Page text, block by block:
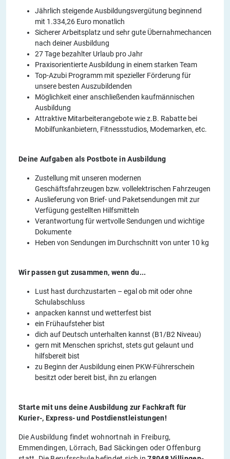
Jährlich steigende Ausbildungsvergütung beginnend
mit 1.334,26 Euro monatlich
Sicherer Arbeitsplatz und sehr gute Übernahmechancen
nach deiner Ausbildung
27 Tage bezahlter Urlaub pro Jahr
Praxisorientierte Ausbildung in einem starken Team
Top-Azubi Programm mit spezieller Förderung für
unsere besten Auszubildenden
Möglichkeit einer anschließenden kaufmännischen
Ausbildung
Attraktive Mitarbeiterangebote wie z.B. Rabatte bei
Mobilfunkanbietern, Fitnessstudios, Modemarken, etc.
Deine Aufgaben als Postbote in Ausbildung
Zustellung mit unseren modernen
Geschäftsfahrzeugen bzw. vollelektrischen Fahrzeugen
Auslieferung von Brief- und Paketsendungen mit zur
Verfügung gestellten Hilfsmitteln
Verantwortung für wertvolle Sendungen und wichtige
Dokumente
Heben von Sendungen im Durchschnitt von unter 10 kg
Wir passen gut zusammen, wenn du...
Lust hast durchzustarten – egal ob mit oder ohne
Schulabschluss
anpacken kannst und wetterfest bist
ein Frühaufsteher bist
dich auf Deutsch unterhalten kannst (B1/B2 Niveau)
gern mit Menschen sprichst, stets gut gelaunt und
hilfsbereit bist
zu Beginn der Ausbildung einen PKW-Führerschein
besitzt oder bereit bist, ihn zu erlangen
Starte mit uns deine Ausbildung zur Fachkraft für
Kurier-, Express- und Postdienstleistungen!
Die Ausbildung findet wohnortnah in Freiburg,
Emmendingen, Lörrach, Bad Säckingen oder Offenburg